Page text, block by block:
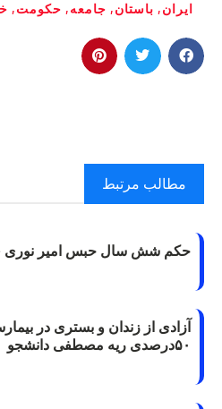
ایران, باستان, جامعه, حکومت,
مطالب مرتبط
حکم شش سال حبس امیر
آزادی از زندان و بستری در
۵۰درصدی ریه مصطفی دانشجو